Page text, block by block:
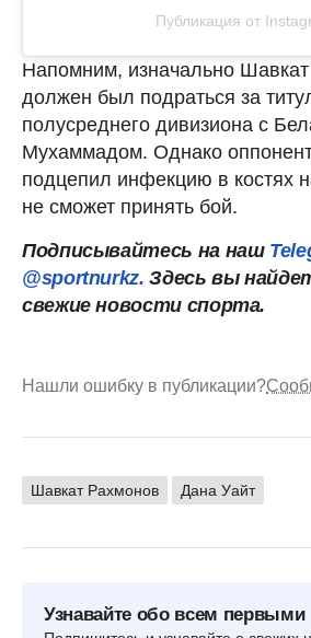
Публикация от
Напомним, изначально
должен был подраться за
полусреднего дивизиона с
Мухаммадом. Однако
подцепил инфекцию в костях
не сможет принять бой.
Подписывайтесь на наш
@sportnurkz. Здесь вы
свежие новости спорта.
Нашли ошибку в публикации?
Шавкат Рахмонов Дана Уайт
Узнавайте обо всем первыми